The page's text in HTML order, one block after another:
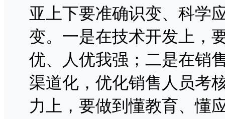
亚上下要准确识变、科学
变。一是在技术开发上，
优、人优我强；二是在销
渠道化，优化销售人员考
力上，要做到懂教育、懂